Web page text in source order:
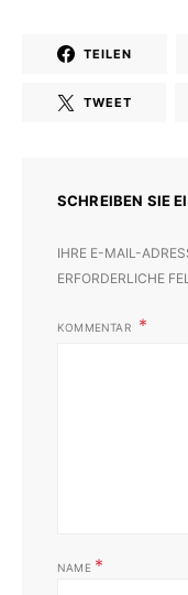
TEILEN
TWEET
SCHREIBEN SIE
IHRE E-MAIL-
ERFORDERLICHE
KOMMENTAR
NAME *